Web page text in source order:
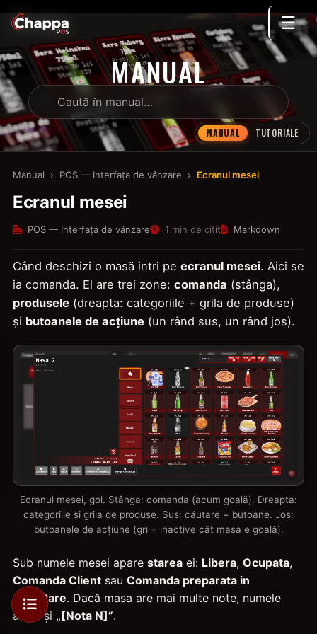
☰
MANUAL
MANUAL TUTORIALE
Manual › POS — Interfața de vânzare › Ecranul mesei
Ecranul mesei
POS — Interfața de vânzare 1 min de citit Markdown
Când deschizi o masă intri pe ecranul mesei. Aici se
ia comanda. El are trei zone: comanda (stânga),
produsele (dreapta: categoriile + grila de produse)
și butoanele de acțiune (un rând sus, un rând jos).
Ecranul mesei, gol. Stânga: comanda (acum goală). Dreapta:
categoriile și grila de produse. Sus: căutare + butoane. Jos:
butoanele de acțiune (gri = inactive cât masa e goală).
Sub numele mesei apare starea ei: Libera, Ocupata,
Comanda Client sau Comanda preparata in
asteptare. Dacă masa are mai multe note, numele
arată și „[Nota N]”.